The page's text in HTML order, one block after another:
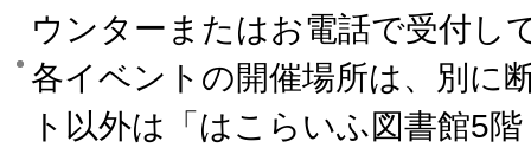
ウンターまたはお電話で受付し
各イベントの開催場所は、別に
ト以外は「はこらいふ図書館5